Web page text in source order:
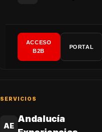
ACCESO
B2B
PORTAL
SERVICIOS
AE
Andalucía